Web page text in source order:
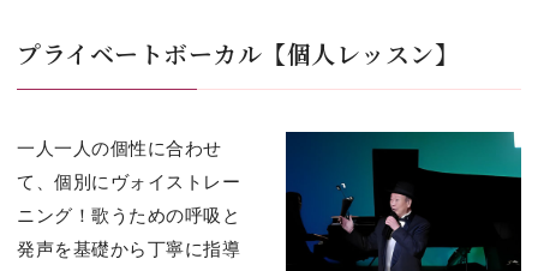
プライベートボーカル【個人レッスン】
一人一人の個性に合わせ
て、個別にヴォイストレー
ニング！歌うための呼吸と
発声を基礎から丁寧に指導